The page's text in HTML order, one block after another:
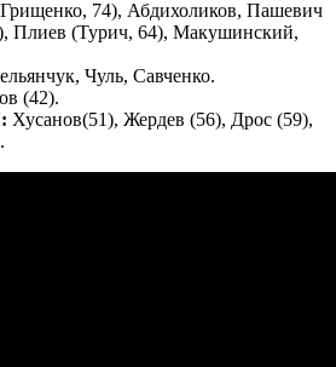
74), Абдихоликов, Пашевич
Плиев (Турич, 64), Макушинский,
Чуль, Савченко.
(42).
Хусанов(51), Жердев (56), Дрос (59),